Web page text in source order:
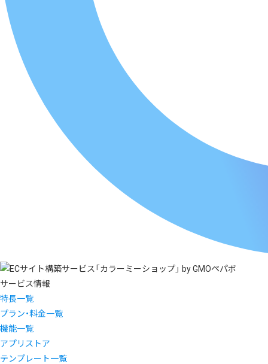
サービス情報
特長一覧
プラン・料金一覧
機能一覧
アプリストア
テンプレート一覧